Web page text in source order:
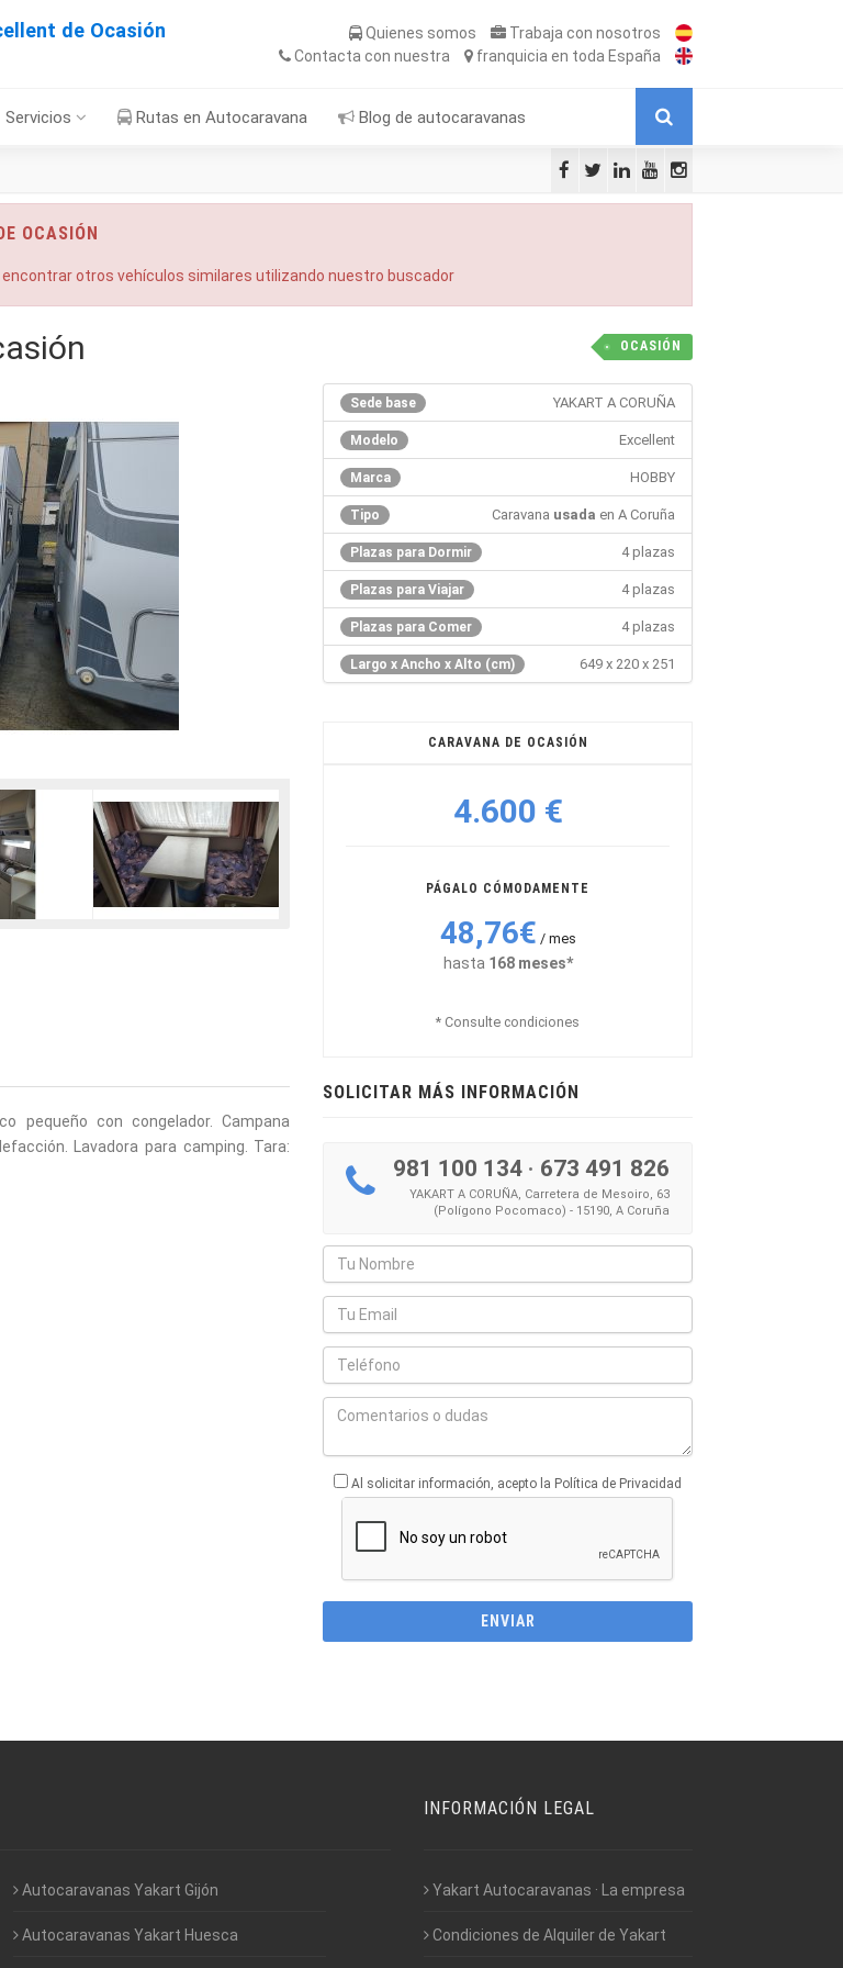
de Ocasión Quienes somos Trabaja con nosotros
Contacta con nuestra franquicia en toda España
Servicios Rutas en Autocaravana Blog de autocaravanas
OCASIÓN
encontrar otros vehículos similares utilizando nuestro buscador
OCASIÓN
pequeño con congelador. Campana
Lavadora para camping. Tara:
Sede base YAKART A CORUÑA
Modelo Excellent
Marca HOBBY
Tipo Caravana usada en A Coruña
Plazas para Dormir 4 plazas
Plazas para Viajar 4 plazas
Plazas para Comer 4 plazas
Largo x Ancho x Alto (cm) 649 x 220 x 251
CARAVANA DE OCASIÓN
4.600 €
PÁGALO CÓMODAMENTE
48,76€ / mes
hasta 168 meses*
* Consulte condiciones
SOLICITAR MÁS INFORMACIÓN
981 100 134· 673 491 826
YAKART A CORUÑA, Carretera de Mesoiro, 63
(Polígono Pocomaco) - 15190, A Coruña
Al solicitar información, acepto la Política de Privacidad
Autocaravanas Yakart Gijón
Autocaravanas Yakart Huesca
INFORMACIÓN LEGAL
Yakart Autocaravanas · La empresa
Condiciones de Alquiler de Yakart